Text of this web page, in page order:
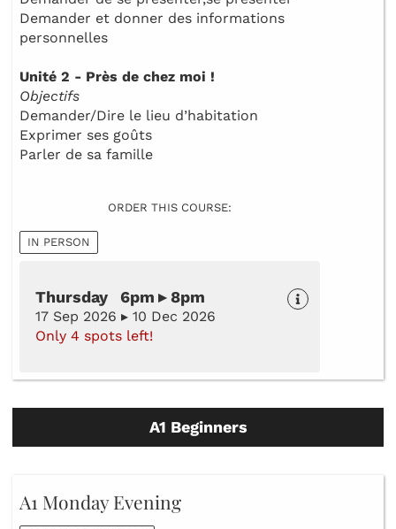
Demander et donner des informations
personnelles
Unité 2 - Près de chez moi !
Objectifs
Demander/Dire le lieu d’habitation
Exprimer ses goûts
Parler de sa famille
ORDER THIS COURSE:
IN PERSON
Thursday 6pm ▸ 8pm
17 Sep 2026 ▸ 10 Dec 2026
Only 4 spots left!
A1 Beginners
A1 Monday Evening